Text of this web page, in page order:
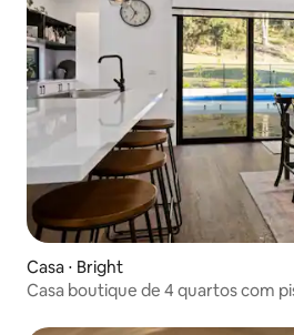
Casa ⋅ Bright
Casa boutique de 4 quartos com